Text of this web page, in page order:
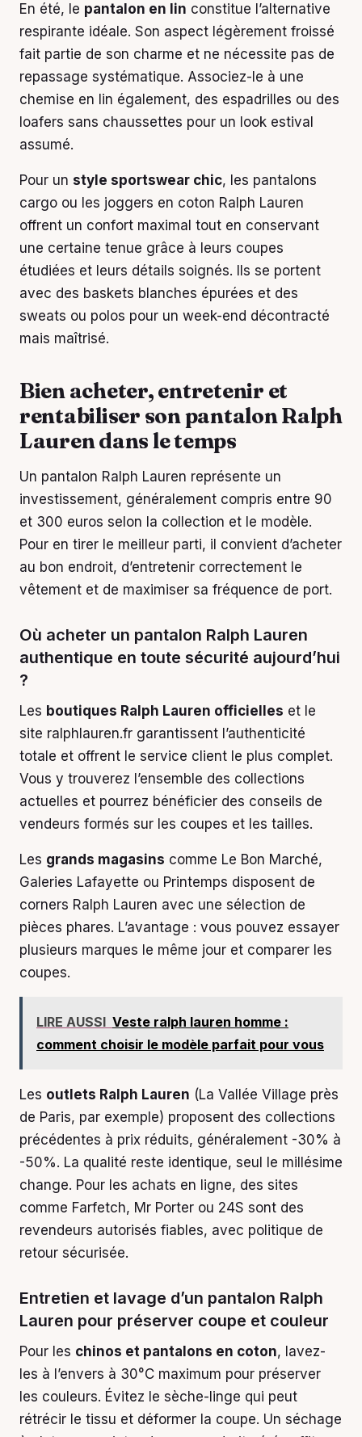
En été, le pantalon en lin constitue l’alternative
respirante idéale. Son aspect légèrement froissé
fait partie de son charme et ne nécessite pas de
repassage systématique. Associez-le à une
chemise en lin également, des espadrilles ou des
loafers sans chaussettes pour un look estival
assumé.
Pour un style sportswear chic, les pantalons
cargo ou les joggers en coton Ralph Lauren
offrent un confort maximal tout en conservant
une certaine tenue grâce à leurs coupes
étudiées et leurs détails soignés. Ils se portent
avec des baskets blanches épurées et des
sweats ou polos pour un week-end décontracté
mais maîtrisé.
Bien acheter, entretenir et
rentabiliser son pantalon Ralph
Lauren dans le temps
Un pantalon Ralph Lauren représente un
investissement, généralement compris entre 90
et 300 euros selon la collection et le modèle.
Pour en tirer le meilleur parti, il convient d’acheter
au bon endroit, d’entretenir correctement le
vêtement et de maximiser sa fréquence de port.
Où acheter un pantalon Ralph Lauren
authentique en toute sécurité aujourd’hui
?
Les boutiques Ralph Lauren officielles et le
site ralphlauren.fr garantissent l’authenticité
totale et offrent le service client le plus complet.
Vous y trouverez l’ensemble des collections
actuelles et pourrez bénéficier des conseils de
vendeurs formés sur les coupes et les tailles.
Les grands magasins comme Le Bon Marché,
Galeries Lafayette ou Printemps disposent de
corners Ralph Lauren avec une sélection de
pièces phares. L’avantage : vous pouvez essayer
plusieurs marques le même jour et comparer les
coupes.
LIRE AUSSI Veste ralph lauren homme :
comment choisir le modèle parfait pour vous
Les outlets Ralph Lauren (La Vallée Village près
de Paris, par exemple) proposent des collections
précédentes à prix réduits, généralement -30% à
-50%. La qualité reste identique, seul le millésime
change. Pour les achats en ligne, des sites
comme Farfetch, Mr Porter ou 24S sont des
revendeurs autorisés fiables, avec politique de
retour sécurisée.
Entretien et lavage d’un pantalon Ralph
Lauren pour préserver coupe et couleur
Pour les chinos et pantalons en coton, lavez-
les à l’envers à 30°C maximum pour préserver
les couleurs. Évitez le sèche-linge qui peut
rétrécir le tissu et déformer la coupe. Un séchage